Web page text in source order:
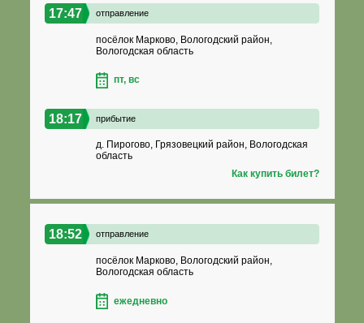
17:47 отправление
посёлок Марково, Вологодский район,
Вологодская область
пт, вс
18:17 прибытие
д. Пирогово, Грязовецкий район, Вологодская
область
Как купить билет?
18:52 отправление
посёлок Марково, Вологодский район,
Вологодская область
ежедневно